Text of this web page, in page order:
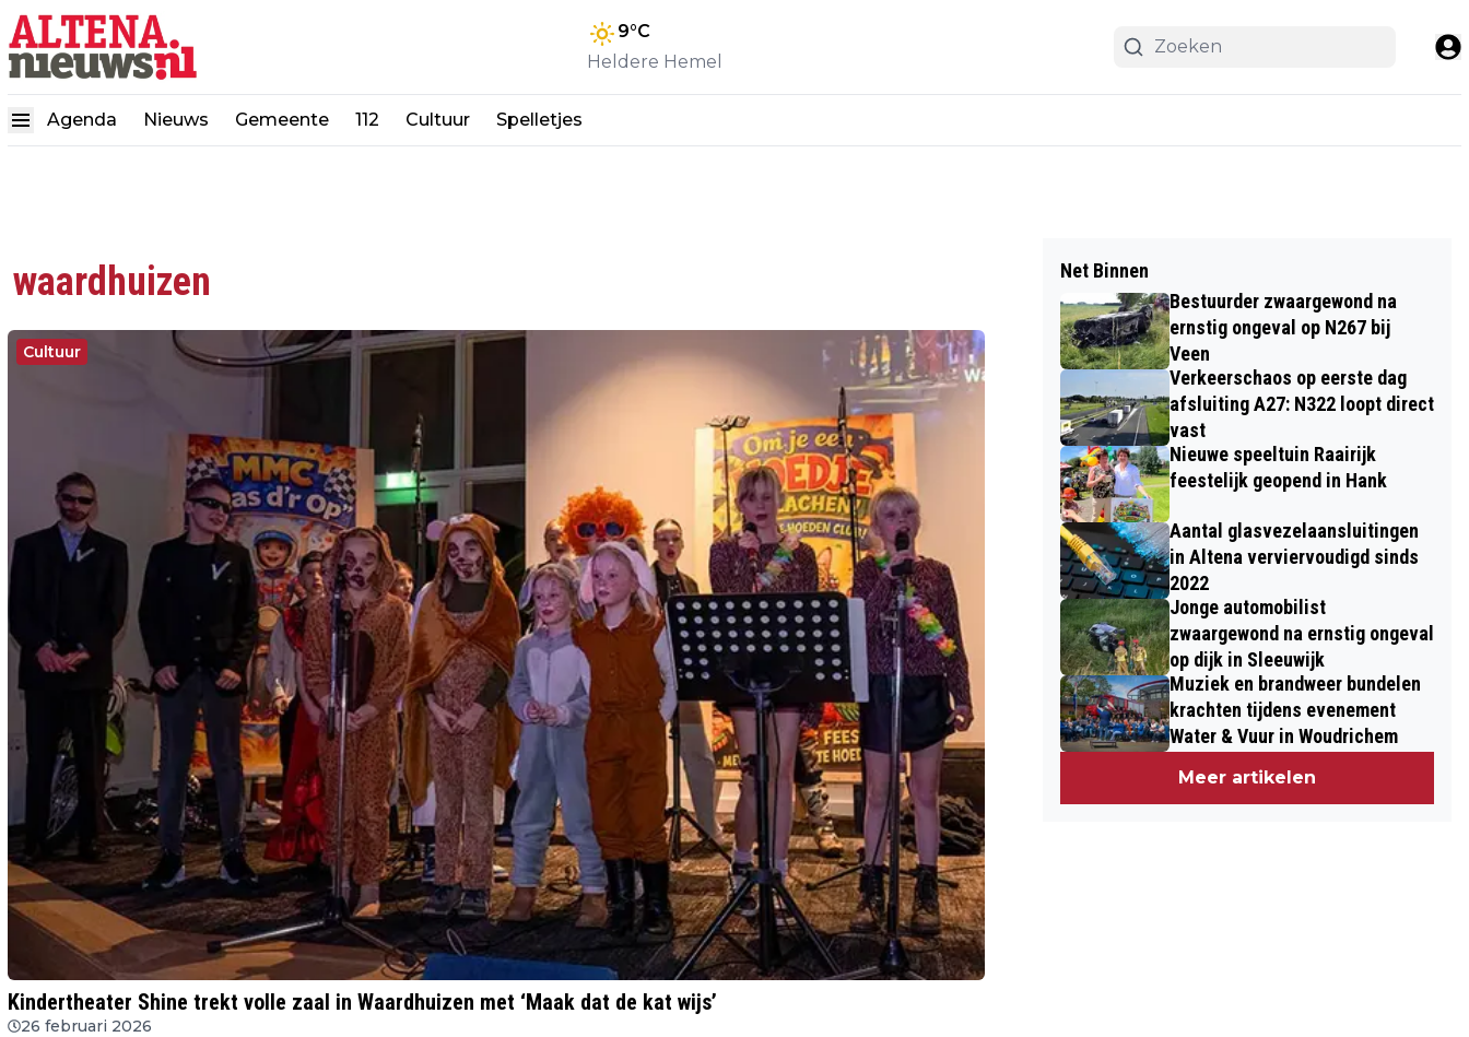
9°C
Heldere Hemel
Agenda Nieuws Gemeente 112 Cultuur Spelletjes
waardhuizen
Cultuur
Kindertheater Shine trekt volle zaal in Waardhuizen met ‘Maak dat de kat wijs’
26 februari 2026
Net Binnen
Bestuurder zwaargewond na
ernstig ongeval op N267 bij
Veen
Verkeerschaos op eerste dag
afsluiting A27: N322 loopt direct
vast
Nieuwe speeltuin Raairijk
feestelijk geopend in Hank
Aantal glasvezelaansluitingen
in Altena verviervoudigd sinds
2022
Jonge automobilist
zwaargewond na ernstig ongeval
op dijk in Sleeuwijk
Muziek en brandweer bundelen
krachten tijdens evenement
Water & Vuur in Woudrichem
Meer artikelen